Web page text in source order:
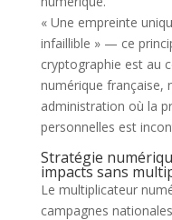
« Une empreinte
infaillible » — ce
cryptographie est au
numérique française,
administration où la
personnelles est
Stratégie
impacts sans
Le multiplicateur
campagnes